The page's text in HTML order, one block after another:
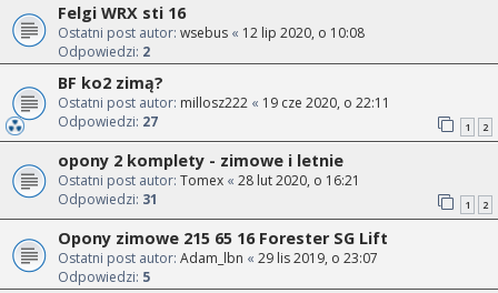
Felgi WRX sti 16
Ostatni post autor: wsebus « 12 lip 2020, o 10:08
Odpowiedzi: 2
BF ko2 zimą?
Ostatni post autor: millosz222 « 19 cze 2020, o 22:11
Odpowiedzi: 27 1 2
opony 2 komplety - zimowe i letnie
Ostatni post autor: Tomex « 28 lut 2020, o 16:21
Odpowiedzi: 31 1 2
Opony zimowe 215 65 16 Forester SG Lift
Ostatni post autor: Adam_lbn « 29 lis 2019, o 23:07
Odpowiedzi: 5